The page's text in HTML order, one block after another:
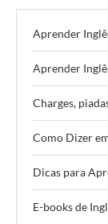
Aprender
Aprender
Charges,
Como Dizer
Dicas para
E-books de